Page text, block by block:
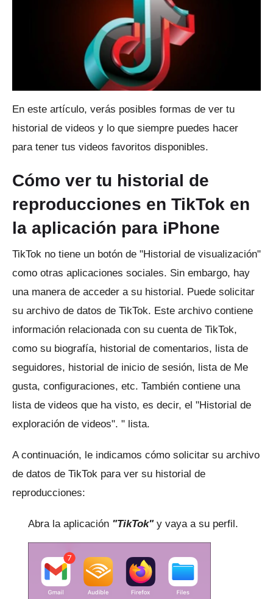
En este artículo, verás posibles formas de ver tu
historial de videos y lo que siempre puedes hacer
para tener tus videos favoritos disponibles.
Cómo ver tu historial de
reproducciones en TikTok en
la aplicación para iPhone
TikTok no tiene un botón de "Historial de visualización"
como otras aplicaciones sociales. Sin embargo, hay
una manera de acceder a su historial. Puede solicitar
su archivo de datos de TikTok. Este archivo contiene
información relacionada con su cuenta de TikTok,
como su biografía, historial de comentarios, lista de
seguidores, historial de inicio de sesión, lista de Me
gusta, configuraciones, etc. También contiene una
lista de videos que ha visto, es decir, el "Historial de
exploración de videos". " lista.
A continuación, le indicamos cómo solicitar su archivo
de datos de TikTok para ver su historial de
reproducciones:
Abra la aplicación "TikTok" y vaya a su perfil.